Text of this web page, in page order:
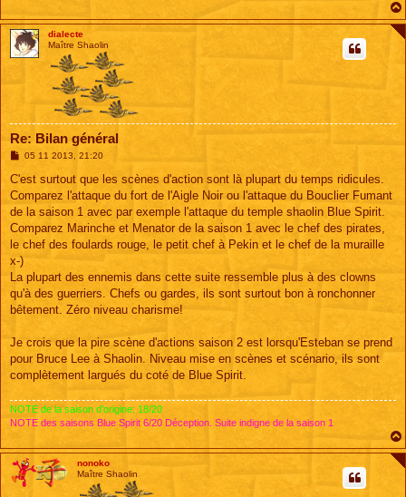
dialecte
Maître Shaolin
Re: Bilan général
M
s
a
g
05 11 2013, 21:20
C'est surtout que les scènes d'action sont là plupart du temps ridicules.
Comparez l'attaque du fort de l'Aigle Noir ou l'attaque du Bouclier Fumant
de la saison 1 avec par exemple l'attaque du temple shaolin Blue Spirit.
Comparez Marinche et Menator de la saison 1 avec le chef des pirates,
le chef des foulards rouge, le petit chef à Pekin et le chef de la muraille
x-)
La plupart des ennemis dans cette suite ressemble plus à des clowns
qu'à des guerriers. Chefs ou gardes, ils sont surtout bon à ronchonner
bêtement. Zéro niveau charisme!
Je crois que la pire scène d'actions saison 2 est lorsqu'Esteban se prend
pour Bruce Lee à Shaolin. Niveau mise en scènes et scénario, ils sont
complètement largués du coté de Blue Spirit.
NOTE de la saison d'origine: 18/20
NOTE des saisons Blue Spirit 6/20 Déception. Suite indigne de la saison 1
nonoko
Maître Shaolin